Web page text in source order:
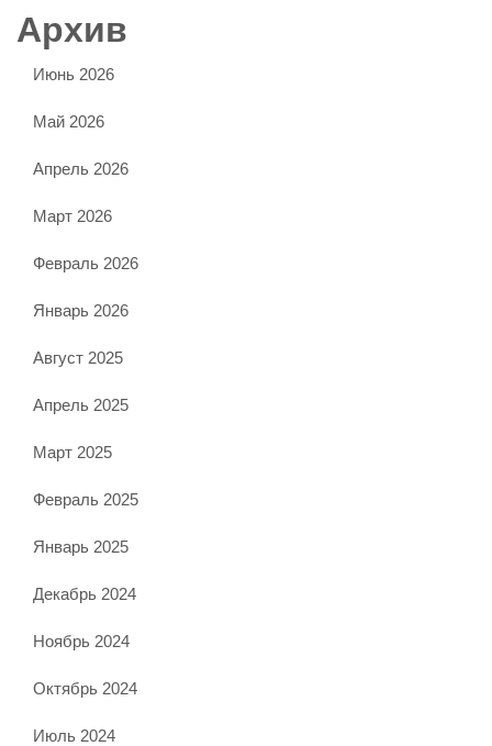
Архив
Июнь 2026
Май 2026
Апрель 2026
Март 2026
Февраль 2026
Январь 2026
Август 2025
Апрель 2025
Март 2025
Февраль 2025
Январь 2025
Декабрь 2024
Ноябрь 2024
Октябрь 2024
Июль 2024